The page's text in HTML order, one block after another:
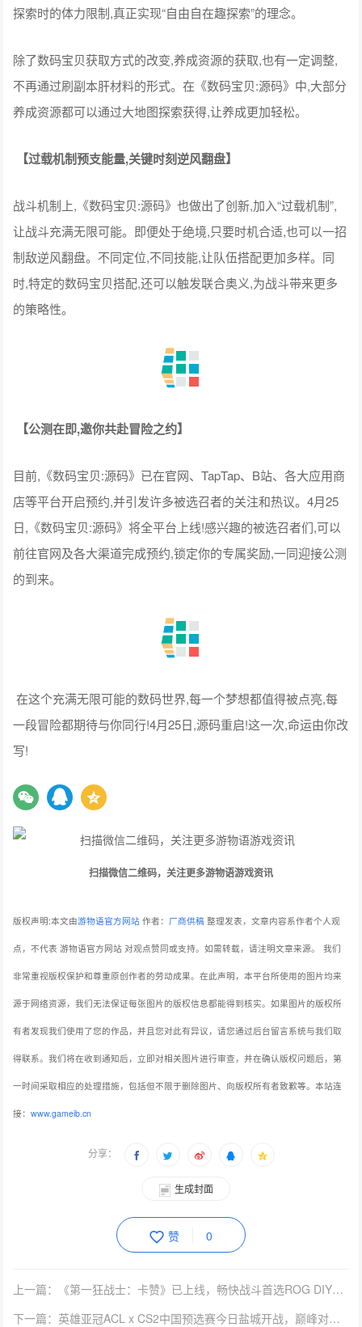
探索时的体力限制,真正实现“自由自在趣探索”的理念。
除了数码宝贝获取方式的改变,养成资源的获取,也有一定调整,
不再通过刷副本肝材料的形式。在《数码宝贝:源码》中,大部分
养成资源都可以通过大地图探索获得,让养成更加轻松。
【过载机制预支能量,关键时刻逆风翻盘】
战斗机制上,《数码宝贝:源码》也做出了创新,加入“过载机制”,
让战斗充满无限可能。即便处于绝境,只要时机合适,也可以一招
制敌逆风翻盘。不同定位,不同技能,让队伍搭配更加多样。同
时,特定的数码宝贝搭配,还可以触发联合奥义,为战斗带来更多
的策略性。
【公测在即,邀你共赴冒险之约】
目前,《数码宝贝:源码》已在官网、TapTap、B站、各大应用商
店等平台开启预约,并引发许多被选召者的关注和热议。4月25
日,《数码宝贝:源码》将全平台上线!感兴趣的被选召者们,可以
前往官网及各大渠道完成预约,锁定你的专属奖励,一同迎接公测
的到来。
在这个充满无限可能的数码世界,每一个梦想都值得被点亮,每
一段冒险都期待与你同行!4月25日,源码重启!这一次,命运由你改
写!
扫描微信二维码，关注更多游物语游戏资讯
版权声明:本文由游物语官方网站 作者： 厂商供稿 整理发表，文章内容系作者个人观
点，不代表 游物语官方网站 对观点赞同或支持。如需转载，请注明文章来源。 我们
非常重视版权保护和尊重原创作者的劳动成果。在此声明，本平台所使用的图片均来
源于网络资源，我们无法保证每张图片的版权信息都能得到核实。如果图片的版权所
有者发现我们使用了您的作品，并且您对此有异议，请您通过后台留言系统与我们取
得联系。我们将在收到通知后，立即对相关图片进行审查，并在确认版权问题后，第
一时间采取相应的处理措施，包括但不限于删除图片、向版权所有者致歉等。本站连
接：www.gameib.cn
分享：
生成封面
赞 0
上一篇：《第一狂战士：卡赞》已上线，畅快战斗首选ROG DIY好物
下一篇：英雄亚冠ACL x CS2中国预选赛今日盐城开战，巅峰对决一触即发！